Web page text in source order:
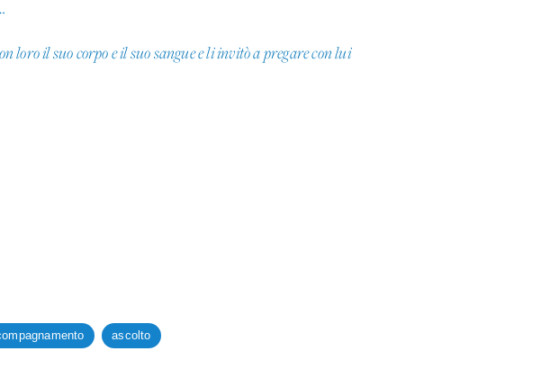
loro il suo corpo e il suo sangue e li invitò a pregare con lui
ascolto